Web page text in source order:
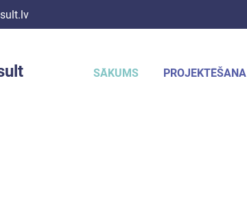
SĀKUMS PROJEKTĒŠANA